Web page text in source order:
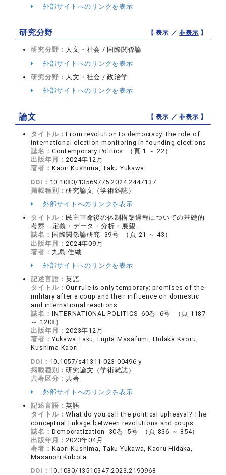
外部サイトへのリンクを表示
研究分野 【 表示 ／非表示 】
研究分野： 人文・社会 / 国際関係論
外部サイトへのリンクを表示
研究分野： 人文・社会 / 政治学
外部サイトへのリンクを表示
論文 【 表示 ／非表示 】
タイトル：From revolution to democracy: the role of
international election monitoring in founding elections
誌名： Contemporary Politics （頁 1 ～ 22）
出版年月：2024年12月
著者： Kaori Kushima, Taku Yukawa
DOI： 10.1080/13569775.2024.2447137
掲載種別：研究論文（学術雑誌）
外部サイトへのリンクを表示
タイトル： 民主革命後の体制構築過程についての基礎的
考察 ―定義・データ・分析・展望―
誌名： 国際関係論研究 39号 （頁 21 ～ 43）
出版年月：2024年09月
著者： 九島 佳織
外部サイトへのリンクを表示
記述言語：英語
タイトル：Our rule is only temporary: promises of the
military after a coup and their influence on domestic
and international reactions
誌名： INTERNATIONAL POLITICS 60巻 6号 （頁 1187
～ 1208）
出版年月：2023年12月
著者： Yukawa Taku, Fujita Masafumi, Hidaka Kaoru,
Kushima Kaori
DOI： 10.1057/s41311-023-00496-y
掲載種別：研究論文（学術雑誌）
共著区分：共著
外部サイトへのリンクを表示
記述言語：英語
タイトル：What do you call the political upheaval? The
conceptual linkage between revolutions and coups
誌名： Democratization 30巻 5号 （頁 836 ～ 854）
出版年月：2023年04月
著者： Kaori Kushima, Taku Yukawa, Kaoru Hidaka,
Masanori Kubota
DOI： 10.1080/13510347.2023.2190968